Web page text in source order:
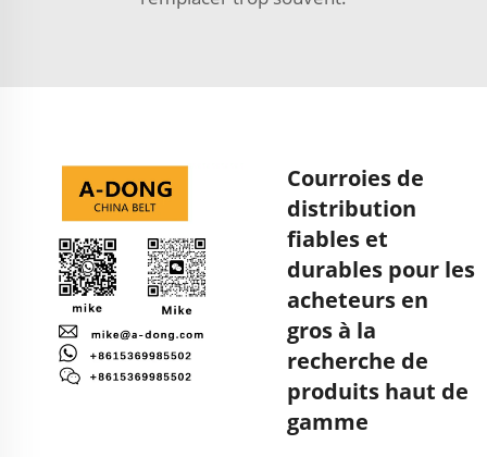
Courroies de
distribution
fiables et
durables pour les
acheteurs en
gros à la
recherche de
produits haut de
gamme